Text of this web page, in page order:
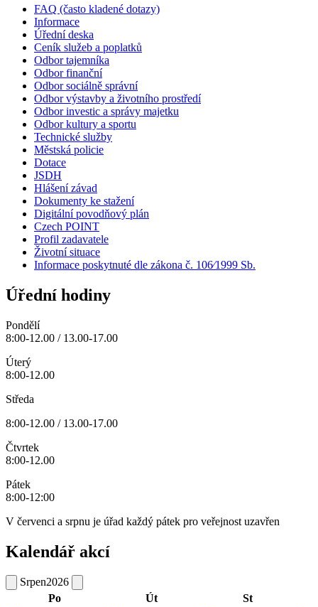
FAQ (často kladené dotazy)
Informace
Úřední deska
Ceník služeb a poplatků
Odbor tajemníka
Odbor finanční
Odbor sociálně správní
Odbor výstavby a životního prostředí
Odbor investic a správy majetku
Odbor kultury a sportu
Technické služby
Městská policie
Dotace
JSDH
Hlášení závad
Dokumenty ke stažení
Digitální povodňový plán
Czech POINT
Profil zadavatele
Životní situace
Informace poskytnuté dle zákona č. 106⁄1999 Sb.
Úřední hodiny
Pondělí
8:00-12.00 / 13.00-17.00
Úterý
8:00-12.00
Středa
8:00-12.00 / 13.00-17.00
Čtvrtek
8:00-12.00
Pátek
8:00-12:00
V červenci a srpnu je úřad každý pátek pro veřejnost uzavřen
Kalendář akcí
Srpen2026
Po
Út
St